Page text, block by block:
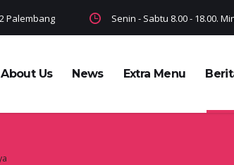
Palembang Senin - Sabtu 8.00 - 18.00.
About Us News Extra Menu